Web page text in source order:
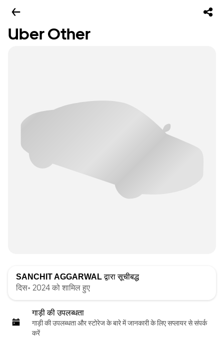
Uber Other
SANCHIT AGGARWALद्वारा सूचीबद्ध
दिस॰ 2024 को शामिल हुए
गाड़ी की उपलब्धता
गाड़ी की उपलब्धता और स्‍टोरेज के बारे में जानकारी के लिए सप्लायर से संपर्क
करें